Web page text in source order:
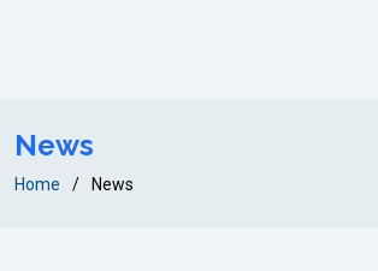
News
Home News